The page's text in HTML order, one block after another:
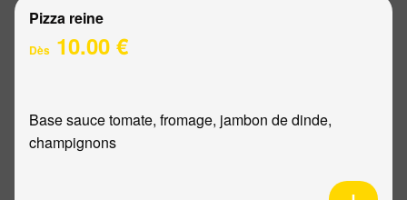
Pizza reine
Dès 10.00 €
Base sauce tomate, fromage, jambon de dinde,
champignons